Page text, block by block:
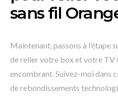
sans fil
Maintenant, passons à l’étape
de relier votre box et votre TV
encombrant. Suivez-moi dans
de rebondissements